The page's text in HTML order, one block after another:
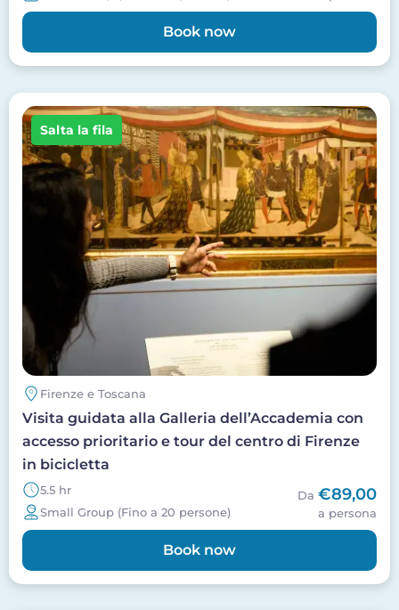
Book now
Image
Salta la fila
Firenze e Toscana
Visita guidata alla Galleria dell’Accademia con
accesso prioritario e tour del centro di Firenze
in bicicletta
5.5 hr
Small Group (Fino a 20 persone)
Da €89,00
a persona
Book now